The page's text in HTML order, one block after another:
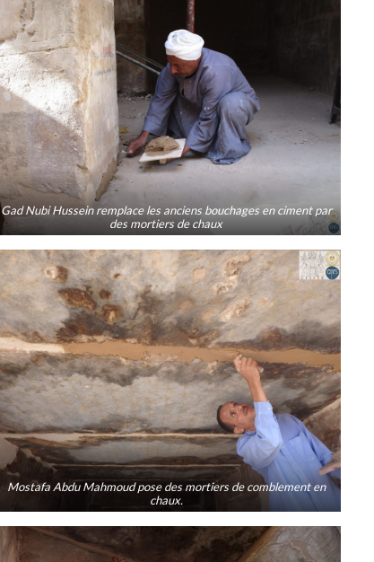
Gad Nubi Hussein remplace les anciens bouchages en ciment par
des mortiers de chaux
Mostafa Abdu Mahmoud pose des mortiers de comblement en
chaux.